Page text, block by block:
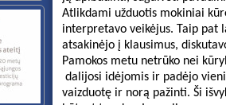
Atlikdami užduotis mokiniai
interpretavo veikėjus. Taip pat
Pamokos metu netrūko nei
dalijosi idėjomis ir padėjo
vaizduotę ir norą pažinti. Ši